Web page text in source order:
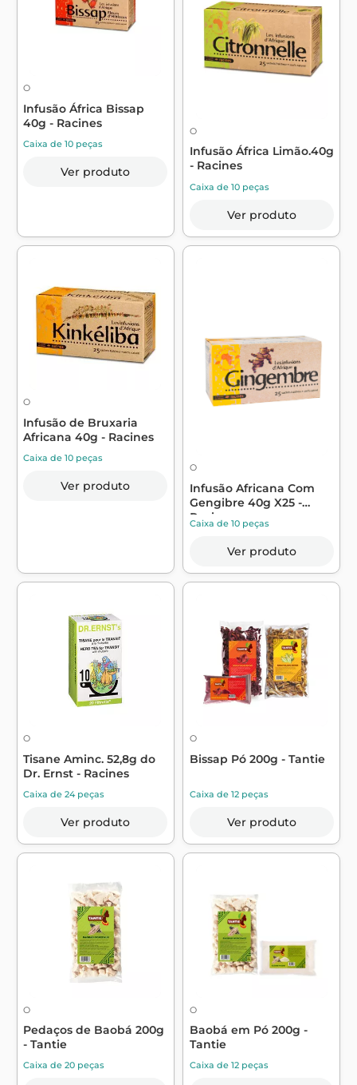
O
Infusão África Bissap
40g - Racines
Caixa de 10 peças
Ver produto
O
Infusão África Limão.40g
- Racines
Caixa de 10 peças
Ver produto
O
Infusão de Bruxaria
Africana 40g - Racines
Caixa de 10 peças
Ver produto
O
Infusão Africana Com
Gengibre 40g X25 -
Racines
Caixa de 10 peças
Ver produto
O
Tisane Aminc. 52,8g do
Dr. Ernst - Racines
Caixa de 24 peças
Ver produto
O
Bissap Pó 200g - Tantie
Caixa de 12 peças
Ver produto
O
Pedaços de Baobá 200g
- Tantie
Caixa de 20 peças
O
Baobá em Pó 200g -
Tantie
Caixa de 12 peças